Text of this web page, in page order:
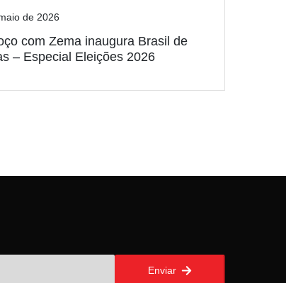
de 2026
com Zema inaugura Brasil de
– Especial Eleições 2026
Enviar